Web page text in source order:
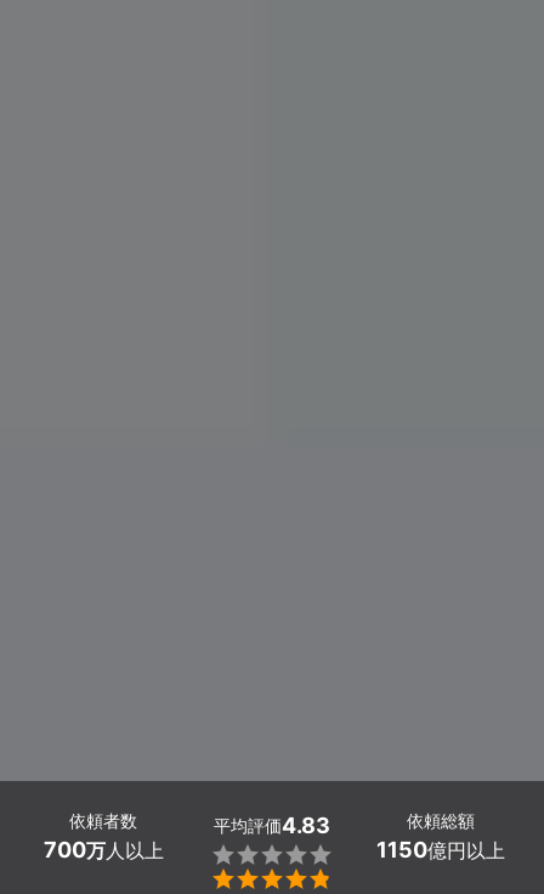
依頼者数
700万人以上
平均評価4.83


依頼総額
1150億円以上